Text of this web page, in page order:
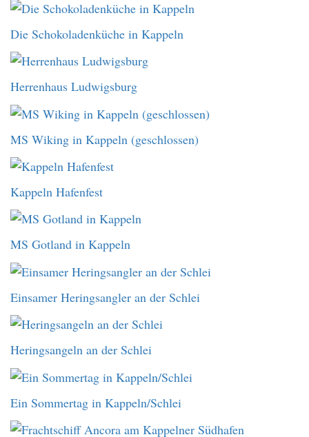
Die Schokoladenküche in Kappeln
Herrenhaus Ludwigsburg
MS Wiking in Kappeln (geschlossen)
Kappeln Hafenfest
MS Gotland in Kappeln
Einsamer Heringsangler an der Schlei
Heringsangeln an der Schlei
Ein Sommertag in Kappeln/Schlei